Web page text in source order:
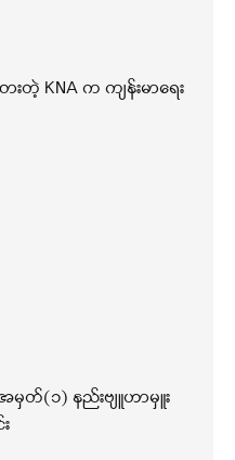
းတဲ့ KNA က ကျန်းမာရေး
မှတ်(၁) နည်းဗျူဟာမှူး